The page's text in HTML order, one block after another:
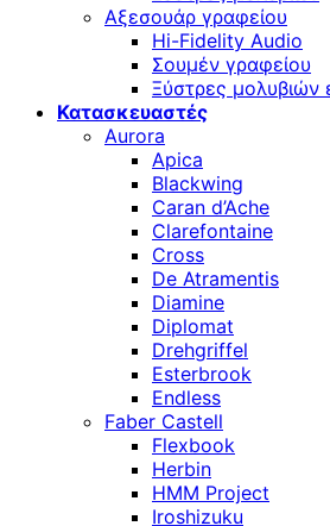
Αξεσουάρ γραφείου
Hi-Fidelity Audio
Σουμέν γραφείου
Ξύστρες μολυβιών
Κατασκευαστές
Aurora
Apica
Blackwing
Caran d’Ache
Clarefontaine
Cross
De Atramentis
Diamine
Diplomat
Drehgriffel
Esterbrook
Endless
Faber Castell
Flexbook
Herbin
HMM Project
Iroshizuku